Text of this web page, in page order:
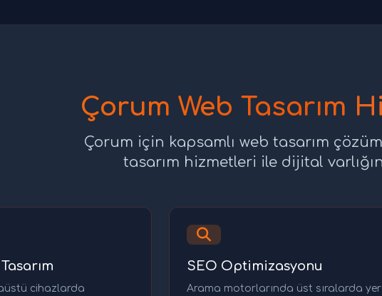
Çorum Web Tasarım
Çorum için kapsamlı web tasarım
tasarım hizmetleri ile dijital
cihazlarda
SEO Optimizasyonu
Arama motorlarında üst sıralarda yer